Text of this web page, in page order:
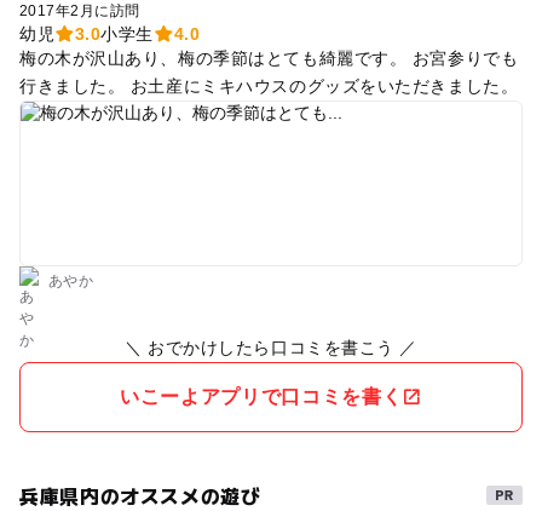
2017年2月に訪問
幼児 3.0小学生
4.0
梅の木が沢山あり、梅の季節はとても綺麗です。 お宮参りでも
行きました。 お土産にミキハウスのグッズをいただきました。
あやか
＼ おでかけしたら口コミを書こう ／
いこーよアプリで口コミを書く
兵庫県内のオススメの遊び